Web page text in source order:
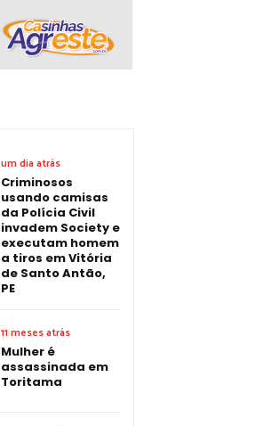
um dia atrás
Criminosos
usando camisas
da Polícia Civil
invadem Society e
executam homem
a tiros em Vitória
de Santo Antão,
PE
11 meses atrás
Mulher é
assassinada em
Toritama